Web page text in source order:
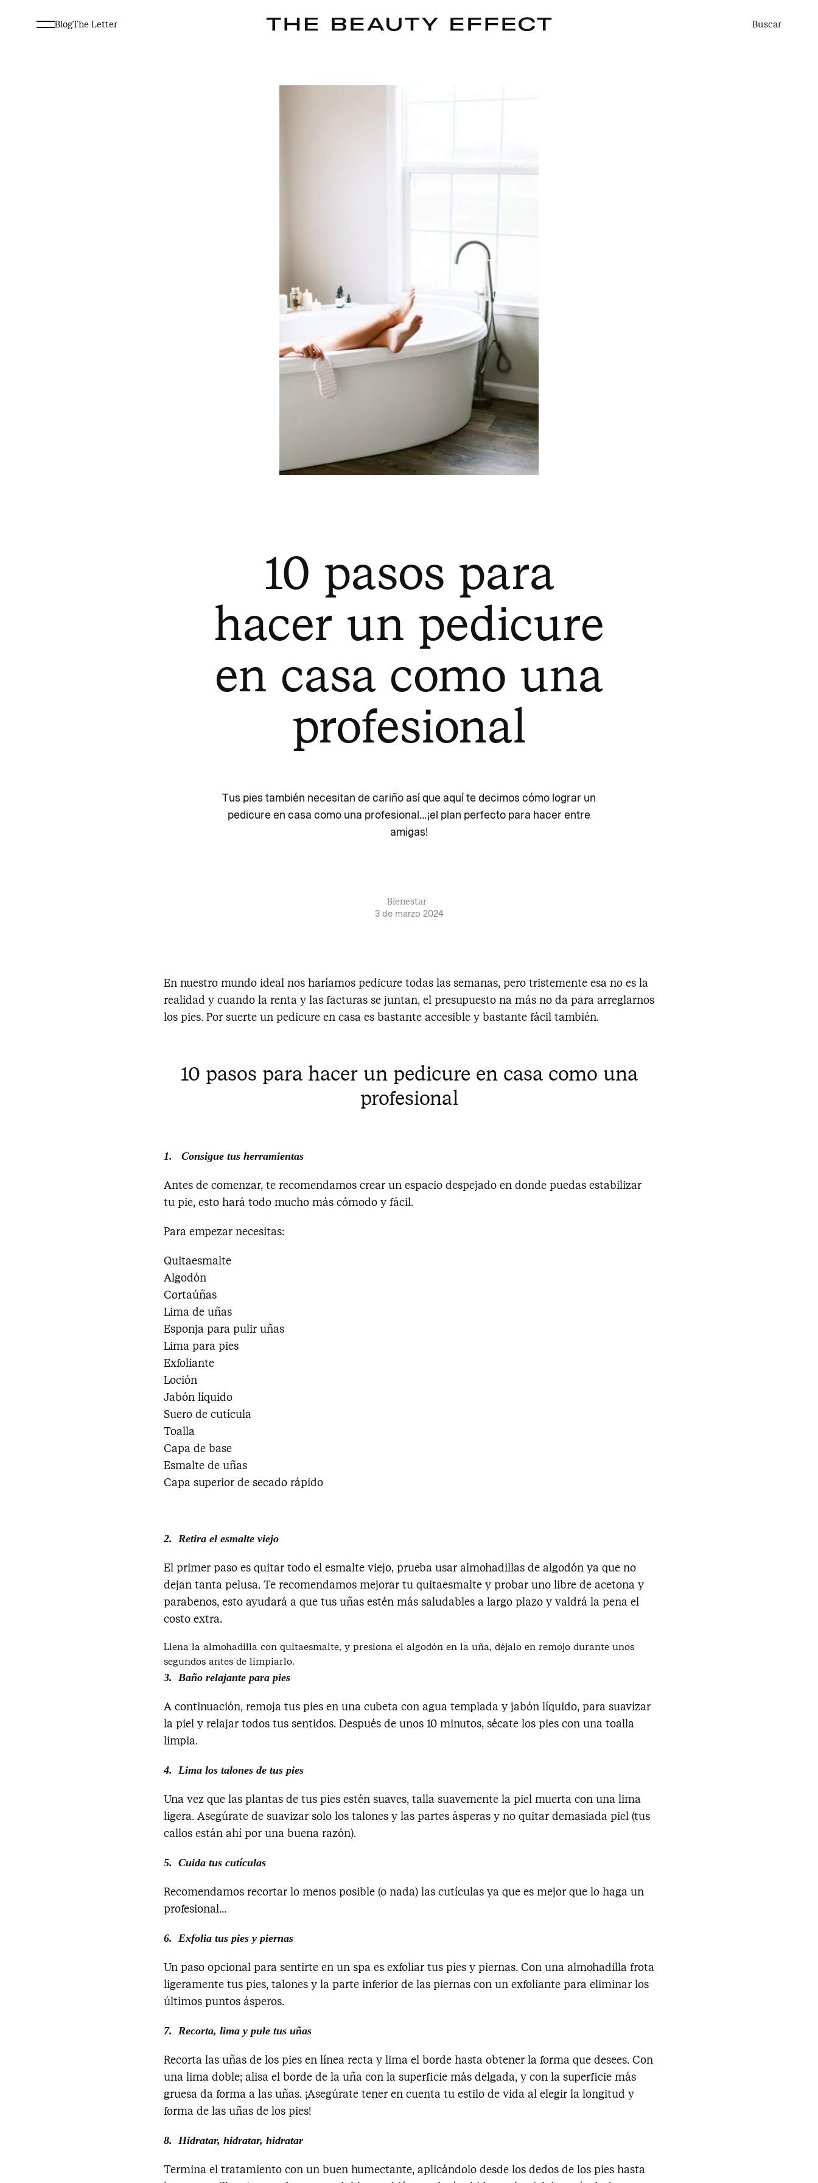
BlogThe Letter Buscar
10 pasos para
hacer un pedicure
en casa como una
profesional
Tus pies también necesitan de cariño así que aquí te decimos cómo lograr un
pedicure en casa como una profesional…¡el plan perfecto para hacer entre
amigas!
Bienestar
3 de marzo 2024
En nuestro mundo ideal nos haríamos pedicure todas las semanas, pero tristemente esa no es la
realidad y cuando la renta y las facturas se juntan, el presupuesto na más no da para arreglarnos
los pies. Por suerte un pedicure en casa es bastante accesible y bastante fácil también.
10 pasos para hacer un pedicure en casa como una
profesional
1. Consigue tus herramientas
Antes de comenzar, te recomendamos crear un espacio despejado en donde puedas estabilizar
tu pie, esto hará todo mucho más cómodo y fácil.
Para empezar necesitas:
Quitaesmalte
Algodón
Cortaúñas
Lima de uñas
Esponja para pulir uñas
Lima para pies
Exfoliante
Loción
Jabón líquido
Suero de cutícula
Toalla
Capa de base
Esmalte de uñas
Capa superior de secado rápido
2. Retira el esmalte viejo
El primer paso es quitar todo el esmalte viejo, prueba usar almohadillas de algodón ya que no
dejan tanta pelusa. Te recomendamos mejorar tu quitaesmalte y probar uno libre de acetona y
parabenos, esto ayudará a que tus uñas estén más saludables a largo plazo y valdrá la pena el
costo extra.
Llena la almohadilla con quitaesmalte, y presiona el algodón en la uña, déjalo en remojo durante unos
segundos antes de limpiarlo.
3. Baño relajante para pies
A continuación, remoja tus pies en una cubeta con agua templada y jabón líquido, para suavizar
la piel y relajar todos tus sentidos. Después de unos 10 minutos, sécate los pies con una toalla
limpia.
4. Lima los talones de tus pies
Una vez que las plantas de tus pies estén suaves, talla suavemente la piel muerta con una lima
ligera. Asegúrate de suavizar solo los talones y las partes ásperas y no quitar demasiada piel (tus
callos están ahí por una buena razón).
5. Cuida tus cutículas
Recomendamos recortar lo menos posible (o nada) las cutículas ya que es mejor que lo haga un
profesional…
6. Exfolia tus pies y piernas
Un paso opcional para sentirte en un spa es exfoliar tus pies y piernas. Con una almohadilla frota
ligeramente tus pies, talones y la parte inferior de las piernas con un exfoliante para eliminar los
últimos puntos ásperos.
7. Recorta, lima y pule tus uñas
Recorta las uñas de los pies en línea recta y lima el borde hasta obtener la forma que desees. Con
una lima doble; alisa el borde de la uña con la superficie más delgada, y con la superficie más
gruesa da forma a las uñas. ¡Asegúrate tener en cuenta tu estilo de vida al elegir la longitud y
forma de las uñas de los pies!
8. Hidratar, hidratar, hidratar
Termina el tratamiento con un buen humectante, aplicándolo desde los dedos de los pies hasta